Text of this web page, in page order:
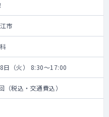
市
日（火） 8:30～17:00
税込・交通費込）